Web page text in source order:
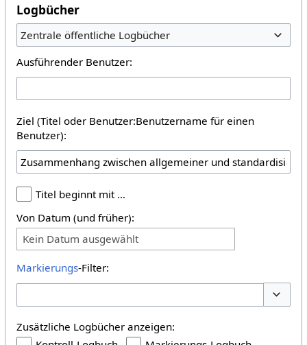
Logbücher
Zentrale öffentliche Logbücher
Ausführender Benutzer:
Ziel (Titel oder Benutzer:Benutzername für einen
Benutzer):
Titel beginnt mit …
Von Datum (und früher):
Kein Datum ausgewählt
Markierungs-Filter:
Zusätzliche Logbücher anzeigen: